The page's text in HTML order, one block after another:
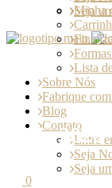
Seja
0
Minha
Lista
Sobre Nós
Fabrique
Blog
Contato
Entre
Seja
Seja
maio 2026